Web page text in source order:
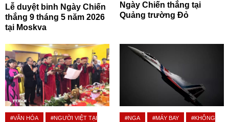
Lễ duyệt binh Ngày Chiến
thắng 9 tháng 5 năm 2026
tại Moskva
Ngày Chiến thắng tại
Quảng trường Đỏ
#VĂN HÓA
#NGƯỜI VIỆT TẠI
#NGA #MÁY BAY
#KHÔNG